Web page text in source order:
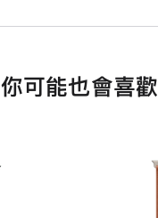
你可能也會喜歡